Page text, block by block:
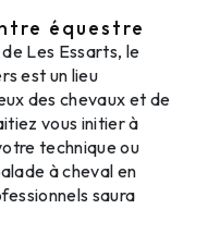
équestre
Les Essarts, le
est un lieu
des chevaux et de
vous initier à
technique ou
à cheval en
saura